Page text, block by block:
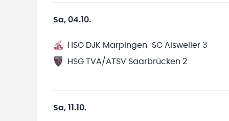
Sa, 04.10.
HSG DJK Marpingen-SC Alsweiler 3
HSG TVA/ATSV Saarbrücken 2
Sa, 11.10.